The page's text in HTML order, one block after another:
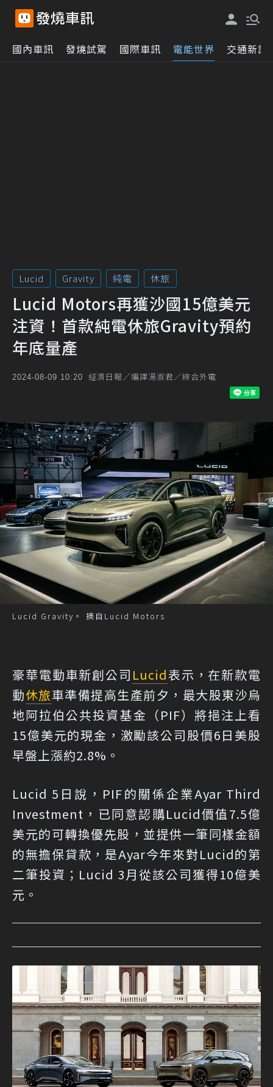
國內車訊 發燒試駕 國際車訊 電能世界 交通新訊
Lucid Gravity 純電 休旅
Lucid Motors再獲沙國15億美元
注資！首款純電休旅Gravity預約
年底量產
2024-08-09 10:20 經濟日報／編譯湯淑君／綜合外電
Lucid Gravity。 摘自Lucid Motors
豪華電動車新創公司 Lucid表示，在新款電
動休旅車準備提高生產前夕，最大股東沙烏
地阿拉伯公共投資基金（PIF）將挹注上看
15億美元的現金，激勵該公司股價6日美股
早盤上漲約2.8%。
Lucid 5日說，PIF的關係企業Ayar Third
Investment，已同意認購Lucid價值7.5億
美元的可轉換優先股，並提供一筆同樣金額
的無擔保貸款，是Ayar今年來對Lucid的第
二筆投資；Lucid 3月從該公司獲得10億美
元。